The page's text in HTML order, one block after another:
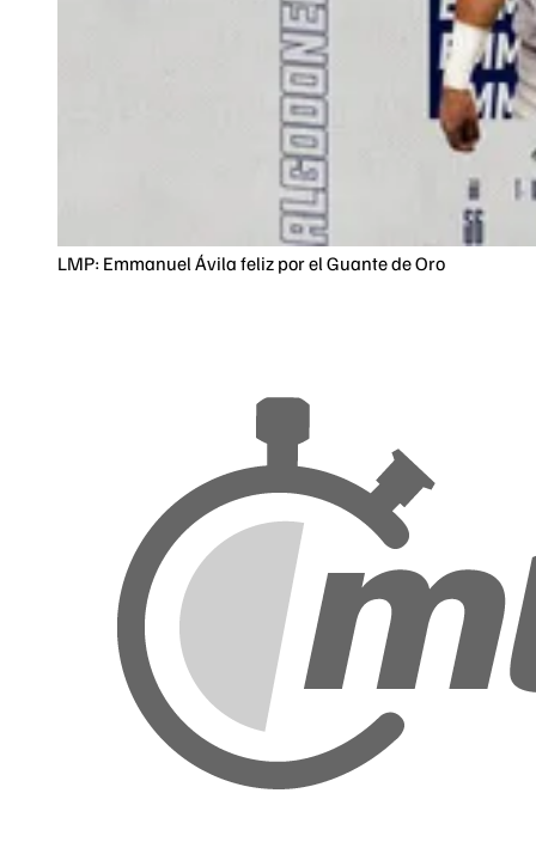
LMP: Emmanuel Ávila feliz por el Guante de Oro